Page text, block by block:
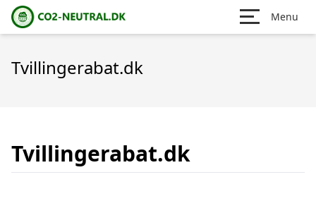
Menu
Tvillingerabat.dk
Tvillingerabat.dk